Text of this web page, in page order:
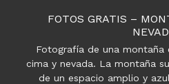
FOTOS GRATIS –
Fotografía de una montaña
cima y nevada. La montaña
de un espacio amplio y